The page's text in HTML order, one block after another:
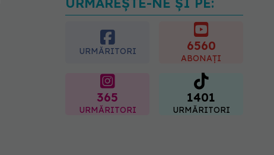
Ți-ai mărit buzele? Cele 4
greșeli care pot strica
rezultatul după injectarea
cu acid hialuronic
07.08.2026, 13:54
URMĂRITORI 6560
ABONAȚI
365
URMĂRITORI
1401
URMĂRITORI